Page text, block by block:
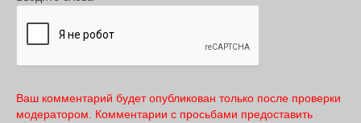
Ваш комментарий будет опубликован только после проверки
модератором. Комментарии с просьбами предоставить